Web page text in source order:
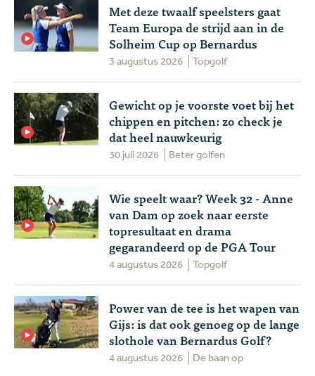
Met deze twaalf speelsters gaat
Team Europa de strijd aan in de
Solheim Cup op Bernardus
3 augustus 2026 Topgolf
Gewicht op je voorste voet bij het
chippen en pitchen: zo check je
dat heel nauwkeurig
30 juli 2026 Beter golfen
Wie speelt waar? Week 32 - Anne
van Dam op zoek naar eerste
topresultaat en drama
gegarandeerd op de PGA Tour
4 augustus 2026 Topgolf
Power van de tee is het wapen van
Gijs: is dat ook genoeg op de lange
slothole van Bernardus Golf?
4 augustus 2026 De baan op